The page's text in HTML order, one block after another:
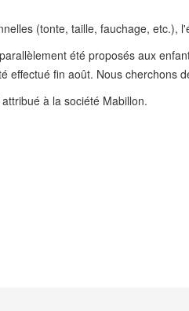
(tonte, taille, fauchage,
été proposés aux
effectué fin août. Nous cherchons
à la société Mabillon.